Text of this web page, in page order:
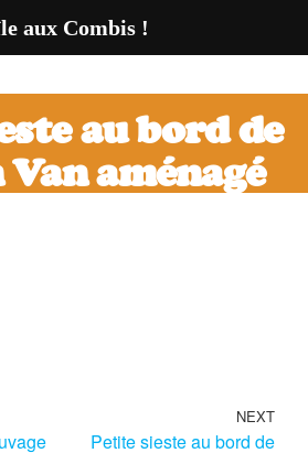
au bord de
Van aménagé
NEXT
Petite sieste au bord de
aux Combis !